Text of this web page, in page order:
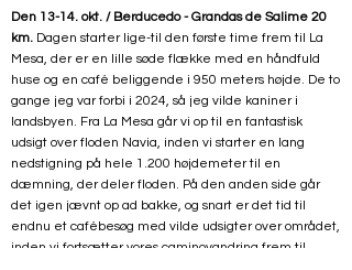
Den 13-14. okt. / Berducedo - Grandas de Salime 20
km. Dagen starter lige-til den første time frem til La
Mesa, der er en lille søde flække med en håndfuld
huse og en café beliggende i 950 meters højde. De to
gange jeg var forbi i 2024, så jeg vilde kaniner i
landsbyen. Fra La Mesa går vi op til en fantastisk
udsigt over floden Navia, inden vi starter en lang
nedstigning på hele 1.200 højdemeter til en
dæmning, der deler floden. På den anden side går
det igen jævnt op ad bakke, og snart er det tid til
endnu et cafébesøg med vilde udsigter over området,
inden vi fortsætter vores caminovandring frem til